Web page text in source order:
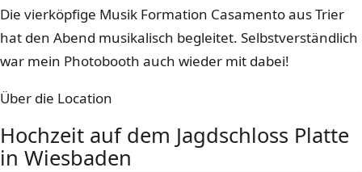
Die vierköpfige Musik Formation Casamento aus Trier
hat den Abend musikalisch begleitet. Selbstverständlich
war mein Photobooth auch wieder mit dabei!
Über die Location
Hochzeit auf dem Jagdschloss Platte
in Wiesbaden